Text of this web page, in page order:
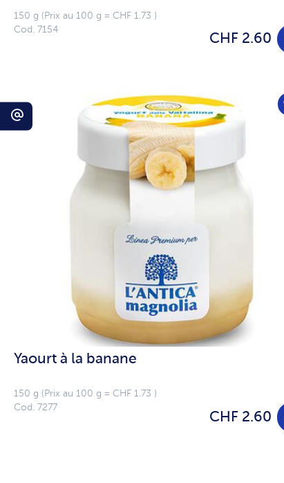
150 g (Prix au 100 g = CHF 1.73 )
CHF 2.60
Cod. 7154
Yaourt à la banane
150 g (Prix au 100 g = CHF 1.73 )
CHF 2.60
Cod. 7277